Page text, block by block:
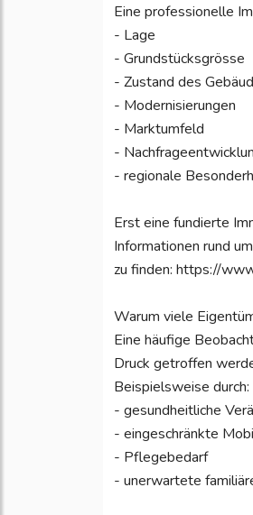
Eine professionelle
- Lage
- Grundstücksgrösse
- Zustand des
- Modernisierungen
- Marktumfeld
-
- regionale
Erst eine fundierte
Informationen rund
zu finden: https://
Warum viele
Eine häufige
Druck getroffen
Beispielsweise durch:
- gesundheitliche
- eingeschränkte
- Pflegebedarf
- unerwartete